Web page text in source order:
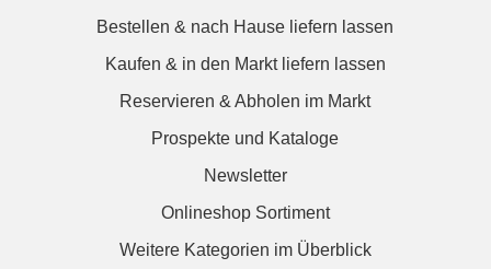
Bestellen & nach Hause liefern lassen
Kaufen & in den Markt liefern lassen
Reservieren & Abholen im Markt
Prospekte und Kataloge
Newsletter
Onlineshop Sortiment
Weitere Kategorien im Überblick